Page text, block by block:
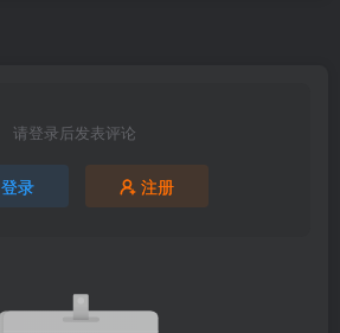
请登录后发表评论
登录 注册